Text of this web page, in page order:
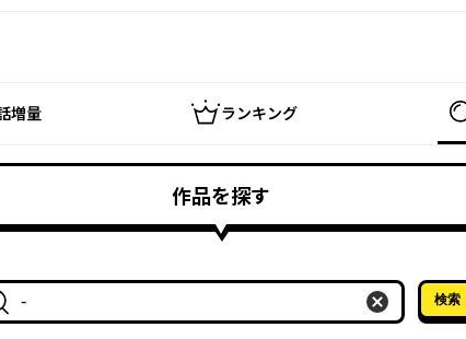
増量 ランキング
作品を探す
名・作家名で探す
検索